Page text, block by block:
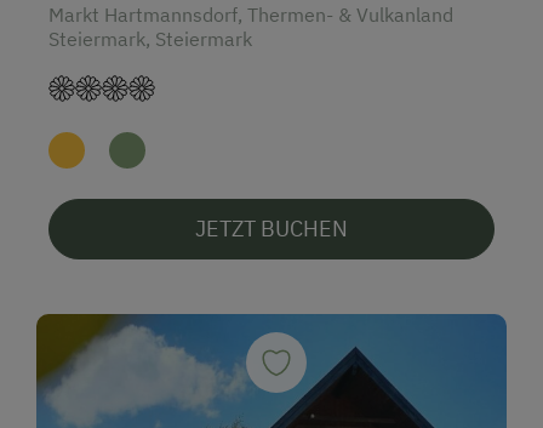
Markt Hartmannsdorf, Thermen- & Vulkanland
Steiermark, Steiermark
JETZT BUCHEN